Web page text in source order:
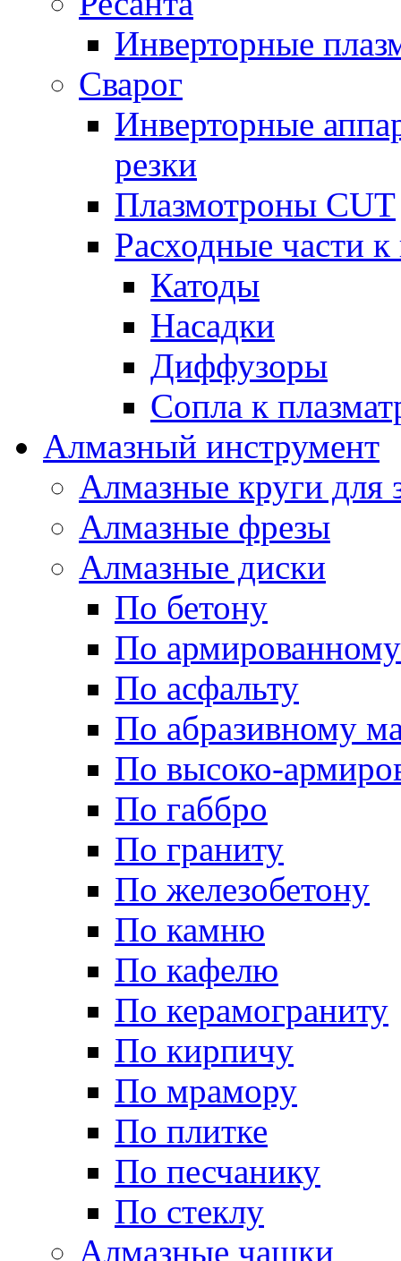
Инверторные
Сварог
Инверторные
резки
Плазмотроны CUT
Расходные части
Катоды
Насадки
Диффузоры
Сопла к
Алмазный инструмент
Алмазные круги для
Алмазные фрезы
Алмазные диски
По бетону
По
По асфальту
По абразивному
По высоко-
По габбро
По граниту
По железобетону
По камню
По кафелю
По керамограниту
По кирпичу
По мрамору
По плитке
По песчанику
По стеклу
Алмазные чашки